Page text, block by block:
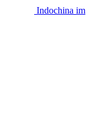
Indochina im